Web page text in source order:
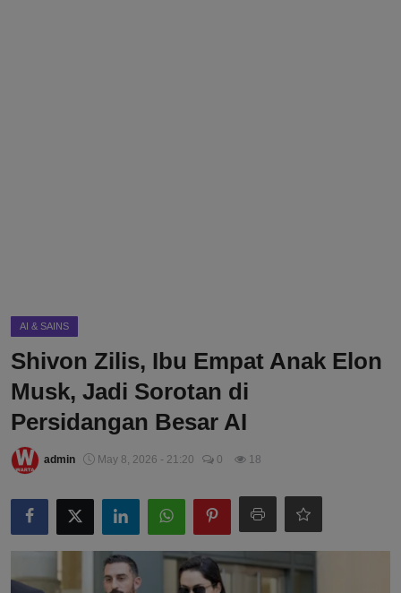
AI & SAINS
Shivon Zilis, Ibu Empat Anak Elon
Musk, Jadi Sorotan di
Persidangan Besar AI
admin May 8, 2026 - 21:20 0 18